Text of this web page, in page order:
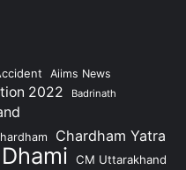
Aiims News
2022 Badrinath
Chardham Yatra
CM Uttarakhand